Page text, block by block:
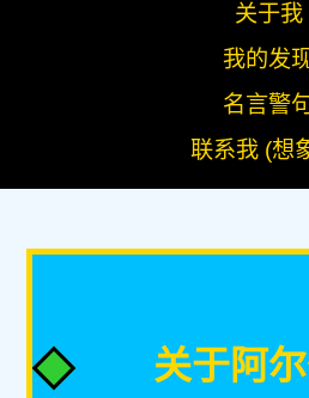
关于我
我的发
名言警
联系我 (想
关于阿